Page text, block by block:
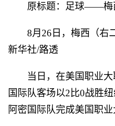
原标题：足球——梅
8月26日，梅西（右
新华社/路透
当日，在美国职业
国际队客场以2比0战胜
阿密国际队完成美国职业